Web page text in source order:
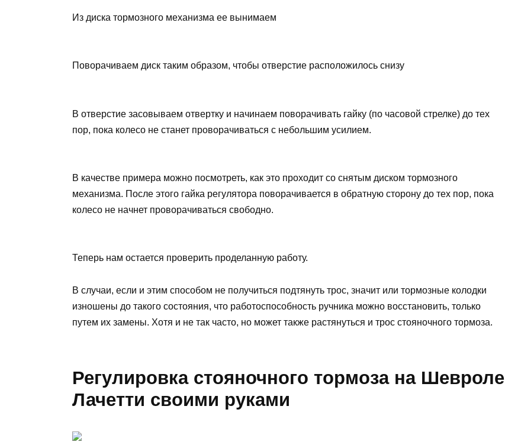
Из диска тормозного механизма ее вынимаем
Поворачиваем диск таким образом, чтобы отверстие расположилось снизу
В отверстие засовываем отвертку и начинаем поворачивать гайку (по часовой стрелке) до тех
пор, пока колесо не станет проворачиваться с небольшим усилием.
В качестве примера можно посмотреть, как это проходит со снятым диском тормозного
механизма. После этого гайка регулятора поворачивается в обратную сторону до тех пор, пока
колесо не начнет проворачиваться свободно.
Теперь нам остается проверить проделанную работу.
В случаи, если и этим способом не получиться подтянуть трос, значит или тормозные колодки
изношены до такого состояния, что работоспособность ручника можно восстановить, только
путем их замены. Хотя и не так часто, но может также растянуться и трос стояночного тормоза.
Регулировка стояночного тормоза на Шевроле
Лачетти своими руками